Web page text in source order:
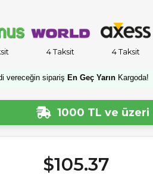
4 Taksit 4 Taksit
vereceğin sipariş En Geç Yarın Kargoda!
1000 TL ve üzeri
$105.37